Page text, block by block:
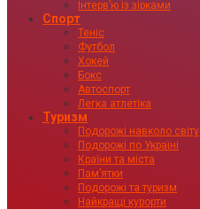
Інтервʼю із зірками
Спорт
Теніс
Футбол
Хокей
Бокс
Автоспорт
Легка атлетіка
Туризм
Подорожі навколо світу
Подорожі по Україні
Країни та міста
Пам’ятки
Подорожі та туризм
Найкращі курорти